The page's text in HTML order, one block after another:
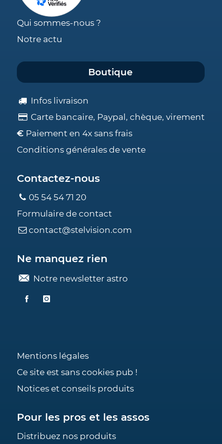
Qui sommes-nous ?
Notre actu
Boutique
Infos livraison
Carte bancaire, Paypal, chèque, virement
€ Paiement en 4x sans frais
Conditions générales de vente
Contactez-nous
05 54 54 71 20
Formulaire de contact
contact@stelvision.com
Ne manquez rien
Notre newsletter astro
Mentions légales
Ce site est sans cookies pub !
Notices et conseils produits
Pour les pros et les assos
Distribuez nos produits